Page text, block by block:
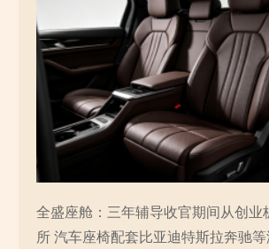
全盛座舱：三年辅导收官期间从创业
所 汽车座椅配套比亚迪特斯拉奔驰